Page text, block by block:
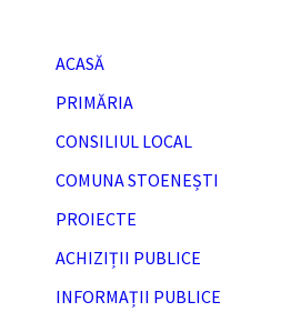
ACASĂ
PRIMĂRIA
CONSILIUL LOCAL
COMUNA STOENEȘTI
PROIECTE
ACHIZIȚII PUBLICE
INFORMAȚII PUBLICE